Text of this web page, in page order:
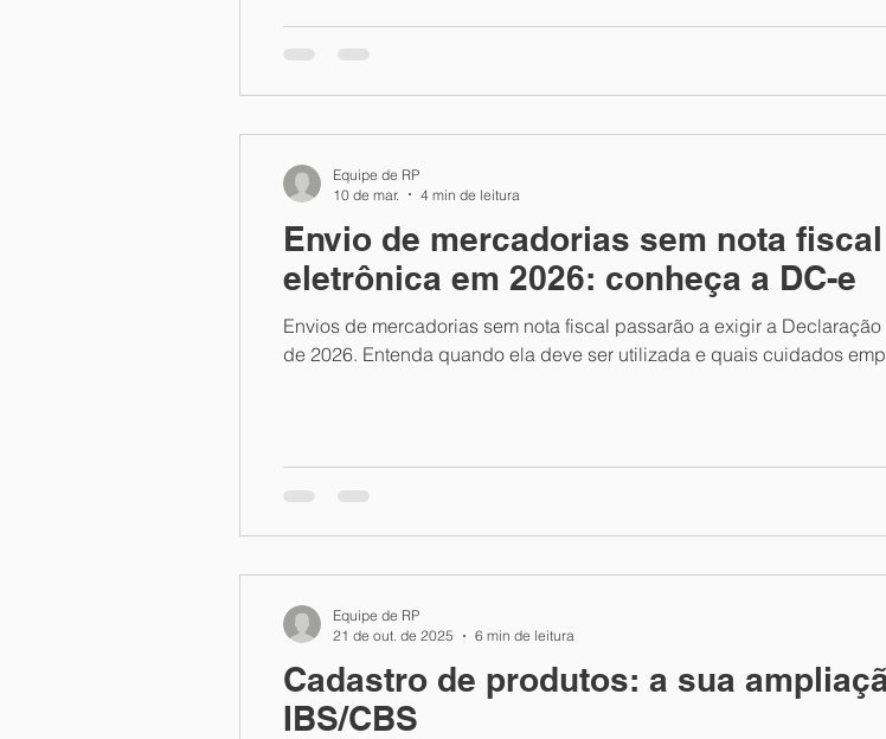
Envio de mercadorias sem nota
eletrônica em 2026: conheça a DC-e
Envios de mercadorias sem nota fiscal passarão a exigir a
de 2026. Entenda quando ela deve ser utilizada e quais cuidados
Equipe de RP
10 de mar.
4 min de leitura
Cadastro de produtos: a sua
IBS/CBS
Equipe de RP
21 de out. de 2025
6 min de leitura